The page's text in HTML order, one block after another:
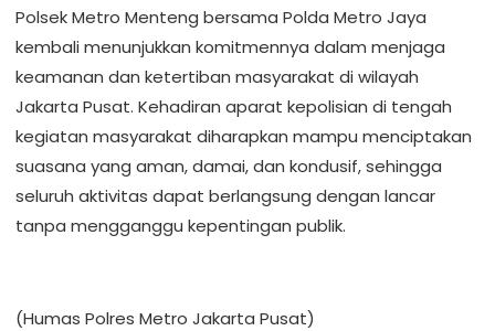
Polsek Metro Menteng bersama Polda Metro Jaya
kembali menunjukkan komitmennya dalam menjaga
keamanan dan ketertiban masyarakat di wilayah
Jakarta Pusat. Kehadiran aparat kepolisian di tengah
kegiatan masyarakat diharapkan mampu menciptakan
suasana yang aman, damai, dan kondusif, sehingga
seluruh aktivitas dapat berlangsung dengan lancar
tanpa mengganggu kepentingan publik.
(Humas Polres Metro Jakarta Pusat)